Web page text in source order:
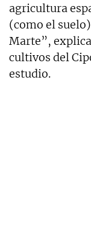
agricultura
(como el
Marte”, explica
cultivos del
estudio.